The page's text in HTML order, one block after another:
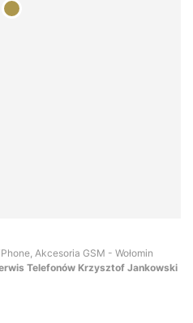
Akcesoria GSM - Wołomin
Telefonów Krzysztof Jankowski